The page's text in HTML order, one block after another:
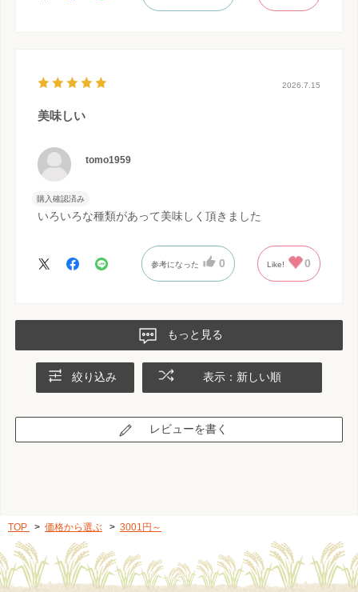
2026.7.15
美味しい
tomo1959
購入確認済み
いろいろな種類があって美味しく頂きました
参考になった 0 Like! 0
もっと見る
絞り込み 表示：新しい順
レビューを書く
TOP > 価格から選ぶ > 3001円～